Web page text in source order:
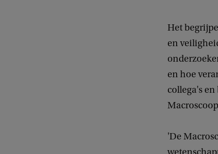
t
:
U
v
A
Het
en
en hoe
collega's
'De